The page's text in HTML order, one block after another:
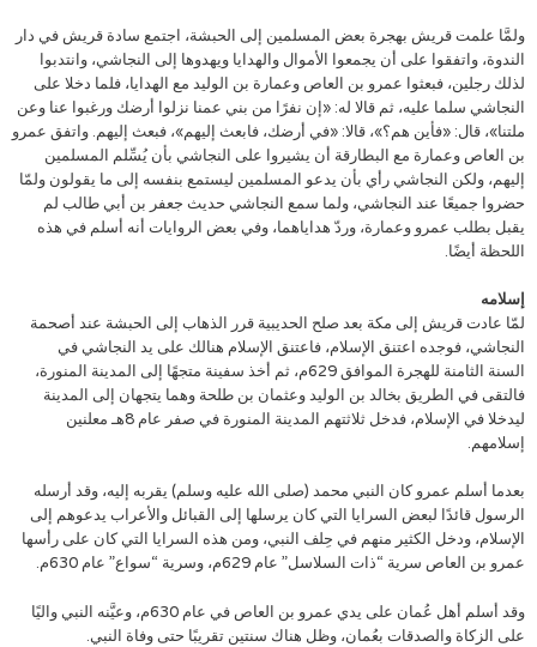
ولمَّا علمت قريش بهجرة بعض المسلمين إلى الحبشة، اجتمع سادة قريش في دار
الندوة، واتفقوا على أن يجمعوا الأموال والهدايا ويهدوها إلى النجاشي، وانتدبوا
لذلك رجلين، فبعثوا عمرو بن العاص وعمارة بن الوليد مع الهدايا، فلما دخلا على
النجاشي سلما عليه، ثم قالا له: «إن نفرًا من بني عمنا نزلوا أرضك ورغبوا عنا وعن
ملتنا»، قال: «فأين هم؟»، قالا: «في أرضك، فابعث إليهم»، فبعث إليهم. واتفق عمرو
بن العاص وعمارة مع البطارقة أن يشيروا على النجاشي بأن يُسِّلم المسلمين
إليهم، ولكن النجاشي رأي بأن يدعو المسلمين ليستمع بنفسه إلى ما يقولون ولمّا
حضروا جميعًا عند النجاشي، ولما سمع النجاشي حديث جعفر بن أبي طالب لم
يقبل بطلب عمرو وعمارة، وردّ هداياهما، وفي بعض الروايات أنه أسلم في هذه
اللحظة أيضًا.
إسلامه
لمّا عادت قريش إلى مكة بعد صلح الحديبية قرر الذهاب إلى الحبشة عند أصحمة
النجاشي، فوجده اعتنق الإسلام، فاعتنق الإسلام هنالك على يد النجاشي في
السنة الثامنة للهجرة الموافق 629م، ثم أخذ سفينة متجهًا إلى المدينة المنورة،
فالتقى في الطريق بخالد بن الوليد وعثمان بن طلحة وهما يتجهان إلى المدينة
ليدخلا في الإسلام، فدخل ثلاثتهم المدينة المنورة في صفر عام 8هـ معلنين
إسلامهم.
بعدما أسلم عمرو كان النبي محمد (صلى الله عليه وسلم) يقربه إليه، وقد أرسله
الرسول قائدًا لبعض السرايا التي كان يرسلها إلى القبائل والأعراب يدعوهم إلى
الإسلام، ودخل الكثير منهم في حِلف النبي، ومن هذه السرايا التي كان على رأسها
عمرو بن العاص سرية “ذات السلاسل” عام 629م، وسرية “سواع” عام 630م.
وقد أسلم أهل عُمان على يدي عمرو بن العاص في عام 630م، وعيَّنه النبي واليًا
على الزكاة والصدقات بعُمان، وظل هناك سنتين تقريبًا حتى وفاة النبي.